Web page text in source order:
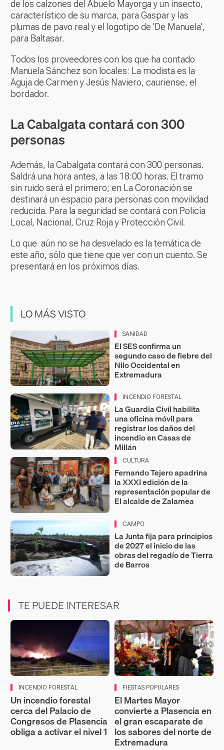
de los calzones del Abuelo Mayorga y un insecto,
característico de su marca, para Gaspar y las
plumas de pavo real y el logotipo de 'De Manuela',
para Baltasar.
Todos los proveedores con los que ha contado
Manuela Sánchez son locales: La modista es la
Aguja de Carmen y Jesús Naviero, cauriense, el
bordador.
La Cabalgata contará con 300
personas
Además, la Cabalgata contará con 300 personas.
Saldrá una hora antes, a las 18:00 horas. El tramo
sin ruido será el primero; en La Coronación se
destinará un espacio para personas con movilidad
reducida. Para la seguridad se contará con Policía
Local, Nacional, Cruz Roja y Protección Civil.
Lo que aún no se ha desvelado es la temática de
este año, sólo que tiene que ver con un cuento. Se
presentará en los próximos días.
LO MÁS VISTO
SANIDAD
El SES confirma un
segundo caso de fiebre del
Nilo Occidental en
Extremadura
INCENDIO FORESTAL
La Guardia Civil habilita
una oficina móvil para
registrar los daños del
incendio en Casas de
Millán
CULTURA
Fernando Tejero apadrina
la XXXI edición de la
representación popular de
El alcalde de Zalamea
CAMPO
La Junta fija para principios
de 2027 el inicio de las
obras del regadío de Tierra
de Barros
TE PUEDE INTERESAR
INCENDIO FORESTAL
Un incendio forestal
cerca del Palacio de
Congresos de Plasencia
obliga a activar el nivel 1
FIESTAS POPULARES
El Martes Mayor
convierte a Plasencia en
el gran escaparate de
los sabores del norte de
Extremadura